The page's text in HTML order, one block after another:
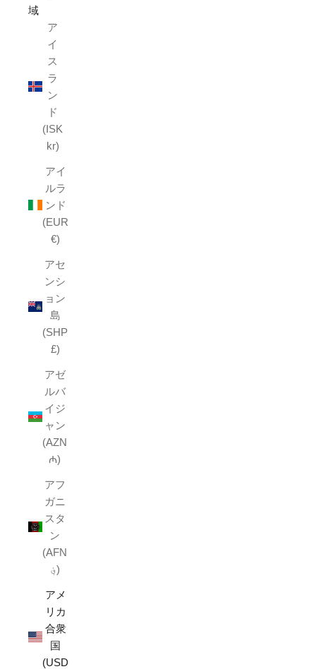
域
ア
イ
ス
ラ
ン
ド
(ISK
kr)
アイ
ルラ
ンド
(EUR
€)
アセ
ンシ
ョン
島
(SHP
£)
アゼ
ルバ
イジ
ャン
(AZN
₼)
アフ
ガニ
スタ
ン
(AFN
؋)
アメ
リカ
合衆
国
(USD